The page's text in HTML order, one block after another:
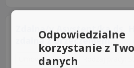
Zdalna/y Asystent/ka ds.
zdalna z orzeczeniem...
Umowa o pracę
Odpowiedzialne
korzystanie z
danych